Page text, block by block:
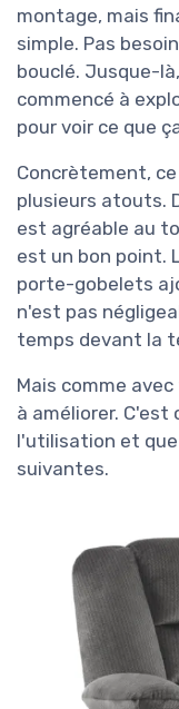
montage, mais
simple. Pas
bouclé. Jusque-
commencé à
pour voir ce que
Concrètement,
plusieurs atouts.
est agréable au
est un bon point.
porte-gobelets
n'est pas
temps devant la
Mais comme
à améliorer.
l'utilisation et
suivantes.